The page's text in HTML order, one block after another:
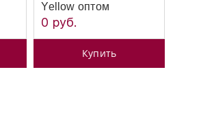
Yellow оптом
0 руб.
Купить